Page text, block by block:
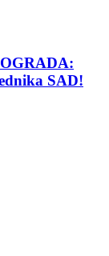
SAD!